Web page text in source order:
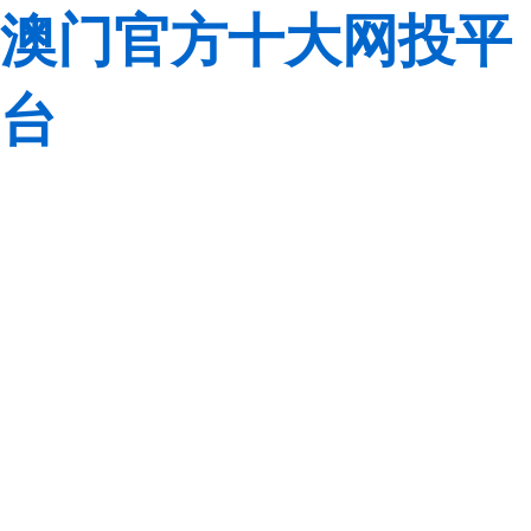
澳门官方十大网投平
台